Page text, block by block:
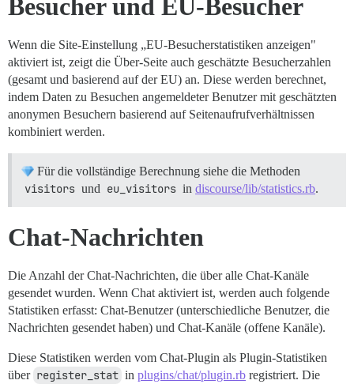
Besucher und EU-Besucher
Wenn die Site-Einstellung „EU-Besucherstatistiken anzeigen"
aktiviert ist, zeigt die Über-Seite auch geschätzte Besucherzahlen
(gesamt und basierend auf der EU) an. Diese werden berechnet,
indem Daten zu Besuchen angemeldeter Benutzer mit geschätzten
anonymen Besuchern basierend auf Seitenaufrufverhältnissen
kombiniert werden.
Für die vollständige Berechnung siehe die Methoden
visitors und eu_visitors in discourse/lib/statistics.rb.
Chat-Nachrichten
Die Anzahl der Chat-Nachrichten, die über alle Chat-Kanäle
gesendet wurden. Wenn Chat aktiviert ist, werden auch folgende
Statistiken erfasst: Chat-Benutzer (unterschiedliche Benutzer, die
Nachrichten gesendet haben) und Chat-Kanäle (offene Kanäle).
Diese Statistiken werden vom Chat-Plugin als Plugin-Statistiken
über register_stat in plugins/chat/plugin.rb registriert. Die